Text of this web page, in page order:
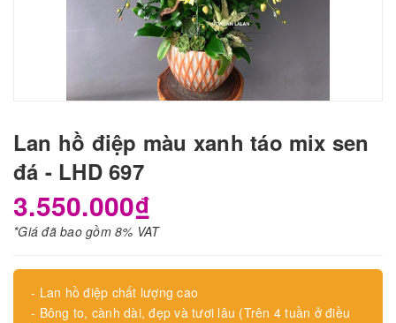
Lan hồ điệp màu xanh táo mix sen
đá - LHD 697
3.550.000₫
*Giá đã bao gồm 8% VAT
- Lan hồ điệp chất lượng cao
- Bông to, cành dài, đẹp và tươi lâu (Trên 4 tuần ở điều